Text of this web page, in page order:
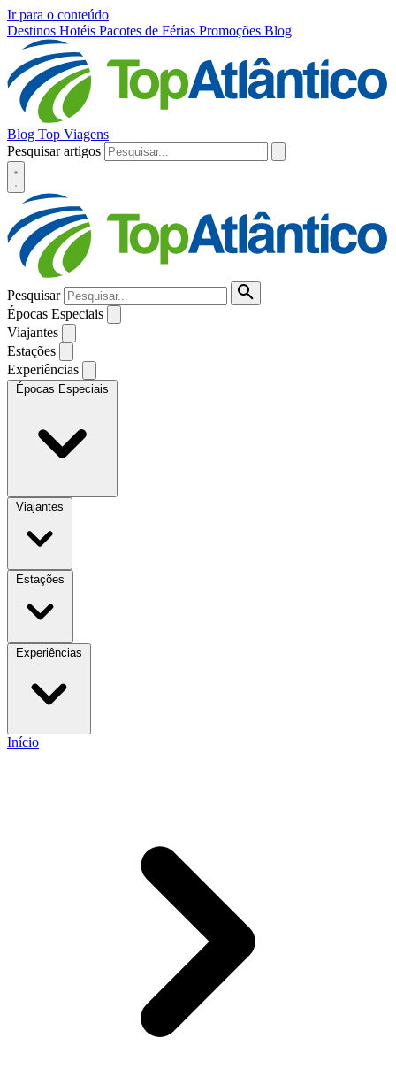
Ir para o conteúdo
Destinos Hotéis Pacotes de Férias Promoções Blog
Blog Top Viagens
Pesquisar artigos
Pesquisar
Épocas Especiais
Viajantes
Estações
Experiências
Épocas Especiais
Viajantes
Estações
Experiências
Início